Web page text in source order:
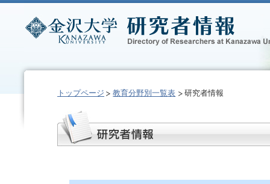
トップページ 教育分野別一覧表 研究者情報